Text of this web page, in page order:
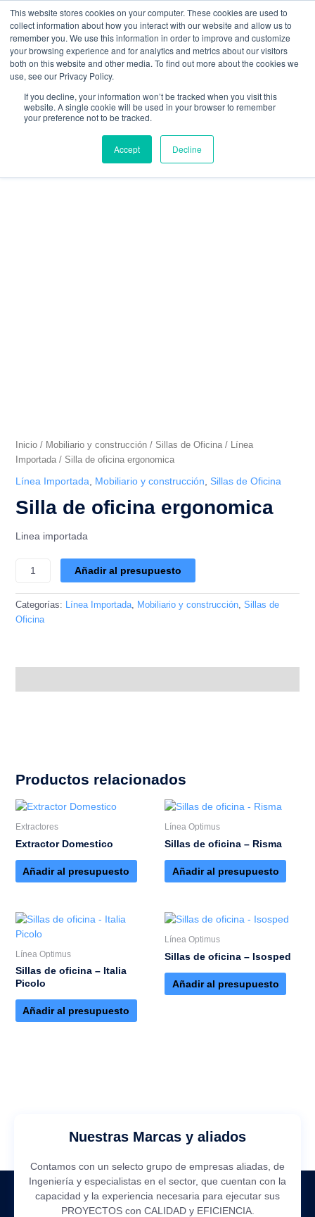
This website stores cookies on your computer. These cookies are used to
collect information about how you interact with our website and allow us to
remember you. We use this information in order to improve and customize
your browsing experience and for analytics and metrics about our visitors
both on this website and other media. To find out more about the cookies we
use, see our Privacy Policy.
If you decline, your information won’t be tracked when you visit this
website. A single cookie will be used in your browser to remember
your preference not to be tracked.
Accept Decline
contenido
W
h
a
t
s
a
p
F
a
c
e
b
k
Y
o
u
t
u
I
n
s
t
a
a
m
E
n
v
e
l
e
mercadeo@grupoeib.comWhatsApp:+57
3103229640PBX:+ 601 342 80 45
CONTACTO
Inicio/ Mobiliario y construcción/ Sillas de Oficina/ Línea
Importada/ Silla de oficina ergonomica
Línea Importada Mobiliario y construcción Sillas de Oficina
Silla de oficina ergonomica
Linea importada
Añadir al presupuesto
Categorías: Línea Importada, Mobiliario y construcción, Sillas de
Oficina
Productos relacionados
Extractores
Extractor Domestico
Añadir al presupuesto
Línea Optimus
Sillas de oficina – Risma
Añadir al presupuesto
Línea Optimus
Sillas de oficina – Italia
Picolo
Añadir al presupuesto
Línea Optimus
Sillas de oficina – Isosped
Añadir al presupuesto
Nuestras Marcas y aliados
Contamos con un selecto grupo de empresas aliadas, de
Ingeniería y especialistas en el sector, que cuentan con la
capacidad y la experiencia necesaria para ejecutar sus
PROYECTOS con CALIDAD y EFICIENCIA.